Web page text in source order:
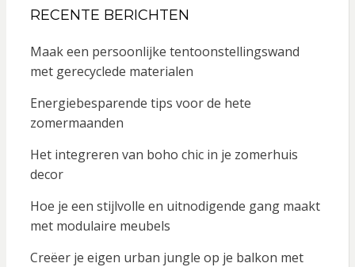
RECENTE BERICHTEN
Maak een persoonlijke tentoonstellingswand
met gerecyclede materialen
Energiebesparende tips voor de hete
zomermaanden
Het integreren van boho chic in je zomerhuis
decor
Hoe je een stijlvolle en uitnodigende gang maakt
met modulaire meubels
Creëer je eigen urban jungle op je balkon met